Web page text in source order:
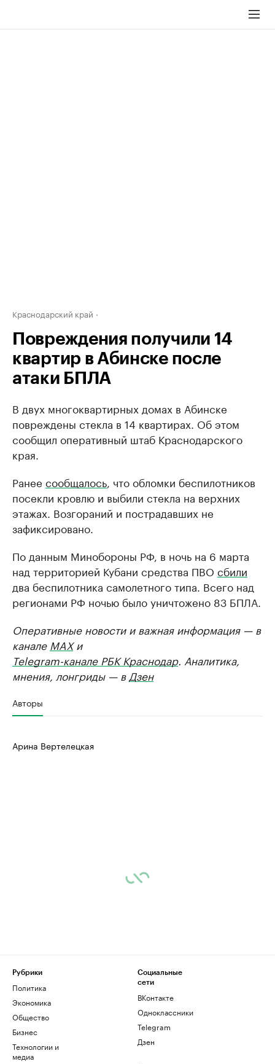
Краснодарский край
Повреждения получили 14
квартир в Абинске после
атаки БПЛА
В двух многоквартирных домах в Абинске
повреждены стекла в 14 квартирах. Об этом
сообщил оперативный штаб Краснодарского
края.
Ранее сообщалось , что обломки беспилотников
посекли кровлю и выбили стекла на верхних
этажах. Возгораний и пострадавших не
зафиксировано.
По данным Минобороны РФ, в ночь на 6 марта
над территорией Кубани средства ПВО сбили
два беспилотника самолетного типа. Всего над
регионами РФ ночью было уничтожено 83 БПЛА.
Оперативные новости и важная информация — в
канале MAXи
Telegram-канале РБК Краснодар. Аналитика,
мнения, лонгриды — в Дзен
Авторы
Арина Вертелецкая
Рубрики
Политика
Экономика
Общество
Бизнес
Технологии и
медиа
Социальные
сети
ВКонтакте
Одноклассники
Telegram
Дзен